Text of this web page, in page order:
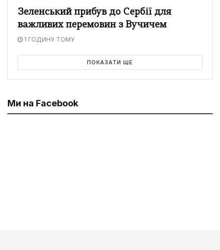
Зеленський прибув до Сербії для
важливих перемовин з Вучичем
1 ГОДИНУ ТОМУ
ПОКАЗАТИ ЩЕ
Ми на Facebook